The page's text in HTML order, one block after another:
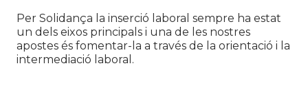
Per Solidança la inserció laboral sempre ha estat
un dels eixos principals i una de les nostres
apostes és fomentar-la a través de la orientació i la
intermediació laboral.